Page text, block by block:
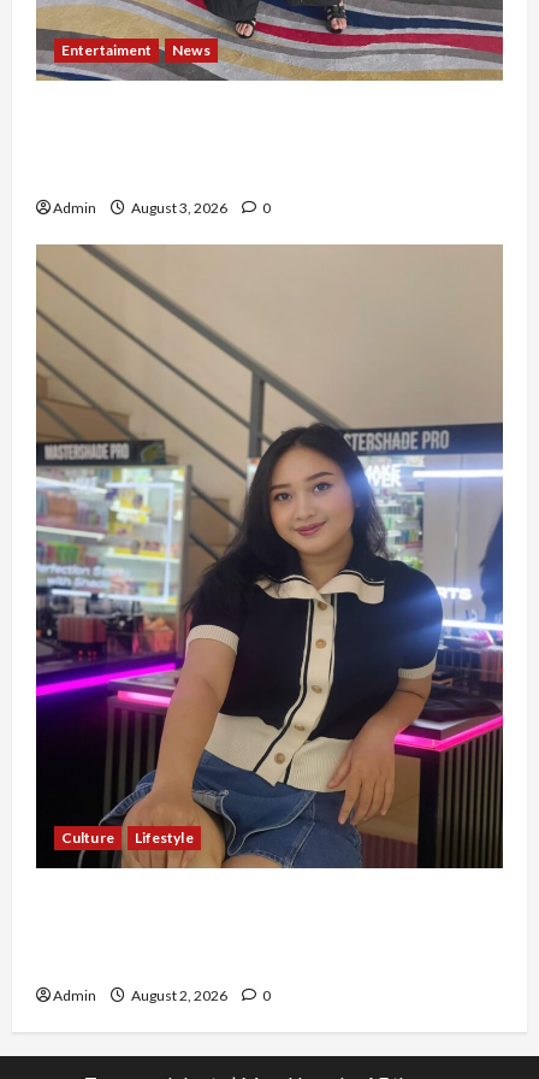
Entertaiment News
Admin August 3, 2026 0
Culture Lifestyle
Admin August 2, 2026 0